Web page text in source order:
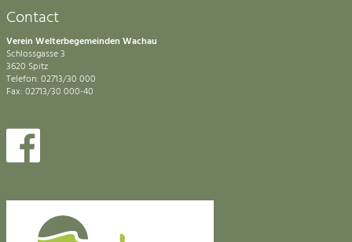
Contact
Verein Welterbegemeinden Wachau
Schlossgasse 3
3620 Spitz
Telefon: 02713/30 000
Fax: 02713/30 000-40